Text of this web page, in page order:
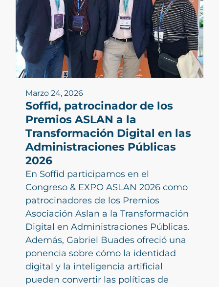
Marzo 24, 2026
Soffid, patrocinador de los
Premios ASLAN a la
Transformación Digital en las
Administraciones Públicas
2026
En Soffid participamos en el
Congreso & EXPO ASLAN 2026 como
patrocinadores de los Premios
Asociación Aslan a la Transformación
Digital en Administraciones Públicas.
Además, Gabriel Buades ofreció una
ponencia sobre cómo la identidad
digital y la inteligencia artificial
pueden convertir las políticas de